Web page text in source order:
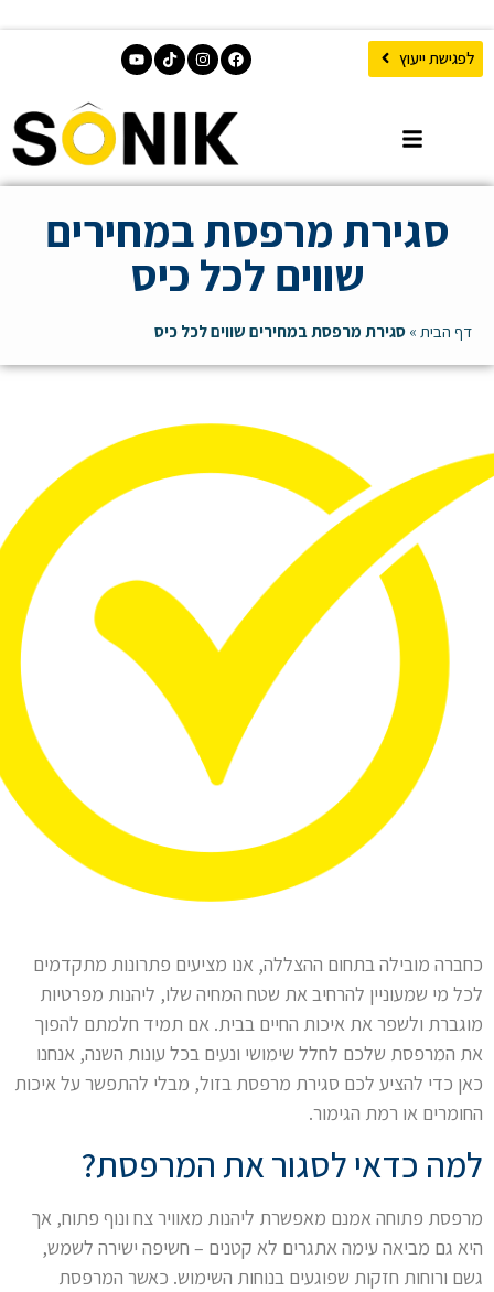
לפגישת ייעוץ
סגירת מרפסת במחירים
שווים לכל כיס
דף הבית » סגירת מרפסת במחירים שווים לכל כיס
כחברה מובילה בתחום ההצללה, אנו מציעים פתרונות מתקדמים
לכל מי שמעוניין להרחיב את שטח המחיה שלו, ליהנות מפרטיות
מוגברת ולשפר את איכות החיים בבית. אם תמיד חלמתם להפוך
את המרפסת שלכם לחלל שימושי ונעים בכל עונות השנה, אנחנו
כאן כדי להציע לכם סגירת מרפסת בזול, מבלי להתפשר על איכות
החומרים או רמת הגימור.
למה כדאי לסגור את המרפסת?
מרפסת פתוחה אמנם מאפשרת ליהנות מאוויר צח ונוף פתוח, אך
היא גם מביאה עימה אתגרים לא קטנים – חשיפה ישירה לשמש,
גשם ורוחות חזקות שפוגעים בנוחות השימוש. כאשר המרפסת